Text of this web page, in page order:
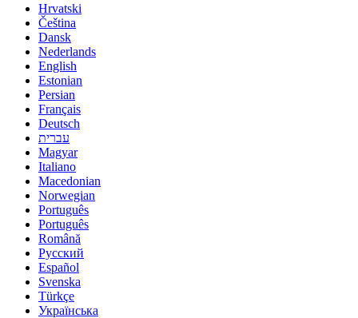
Hrvatski
Čeština
Dansk
Nederlands
English
Estonian
Persian
Français
Deutsch
עברית
Magyar
Italiano
Macedonian
Norwegian
Português
Português
Română
Русский
Español
Svenska
Türkçe
Українська